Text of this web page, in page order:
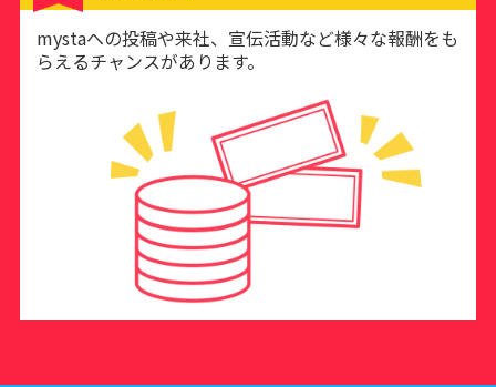
mystaへの投稿や来社、宣伝活動など様々な報酬をも
らえるチャンスがあります。